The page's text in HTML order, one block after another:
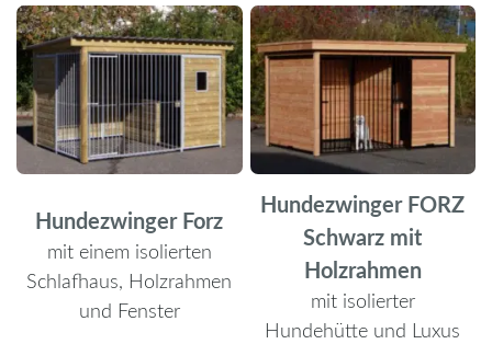
Hundezwinger Forz
mit einem isolierten
Schlafhaus, Holzrahmen
und Fenster
Hundezwinger FORZ
Schwarz mit
Holzrahmen
mit isolierter
Hundehütte und Luxus